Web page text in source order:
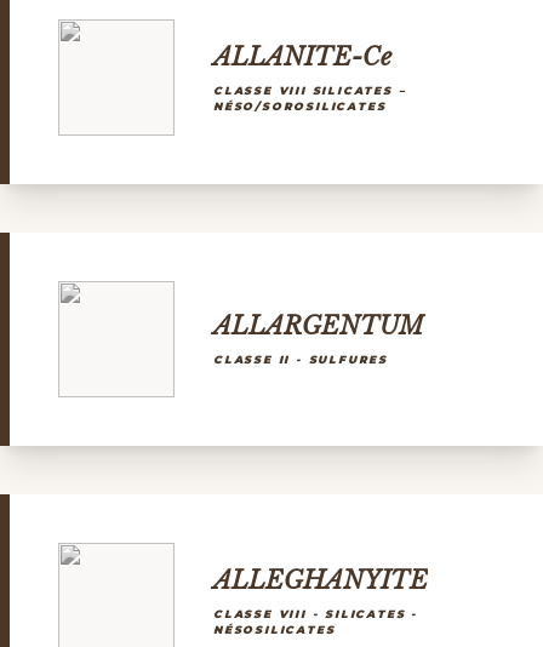
ALLANITE-Ce
CLASSE VIII SILICATES –
NÉSO/SOROSILICATES
ALLARGENTUM
CLASSE II - SULFURES
ALLEGHANYITE
CLASSE VIII - SILICATES -
NÉSOSILICATES